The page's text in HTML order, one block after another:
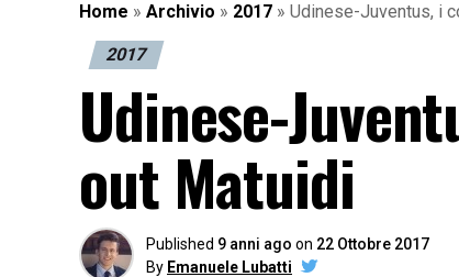
Home » Archivio » 2017 » Udinese-Juventus, i
2017
Udinese-
out Matuidi
Published 9 anni ago on 22 Ottobre 2017
By Emanuele Lubatti